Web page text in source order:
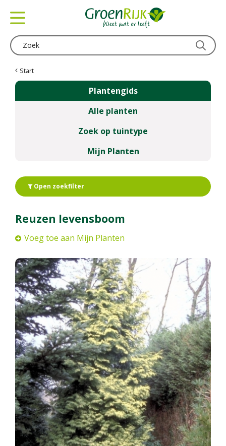
Start
Plantengids
Alle planten
Zoek op tuintype
Mijn Planten
Open zoekfilter
Reuzen levensboom
Voeg toe aan Mijn Planten